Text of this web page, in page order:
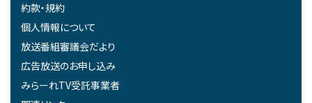
約款・規約
個人情報について
放送番組審議会だより
広告放送のお申し込み
みらーれTV受託事業者